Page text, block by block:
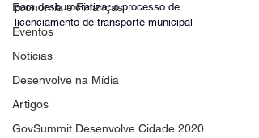
Economia e Finanças
Eventos
Notícias
Desenvolve na Mídia
Artigos
GovSummit Desenvolve Cidade 2020
para desburocratizar o processo de
licenciamento de transporte municipal